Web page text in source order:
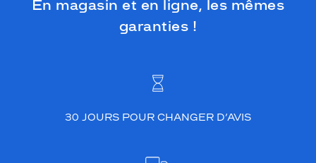
En magasin et en ligne, les mêmes
garanties !
30 JOURS POUR CHANGER D’AVIS